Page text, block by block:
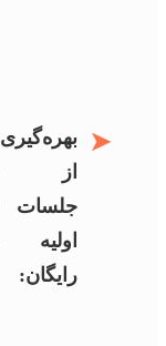
➤
بهره‌گیری
از
جلسات
اولیه
رایگان: